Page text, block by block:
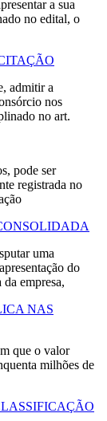
a sua
no edital, o
admitir a
nos
no art.
pode ser
registrada no
uma
do
empresa,
NAS
que o valor
milhões de